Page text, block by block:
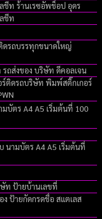
ท ร้านเรซอัพช็อป อุดร
ชีท
ดรถบรรทุกขนาดใหญ่
ถส่งของ บริษัท ดีคอลเจน
ติดรถบริษัท พิมพ์สติ๊กเกอร์
บัตร A4 A5 เริ่มต้นที่ 100
นามบัตร A4 A5 เริ่มต้นที่
ท ป้ายบ้านเลขที่
ป้ายกัดกรดชื่อ สแตเลส